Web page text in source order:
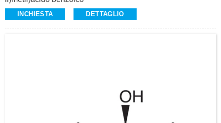
CAS: 763114-26-7
Purezza: ≥98,0%
INCHIESTA DETTAGLIO